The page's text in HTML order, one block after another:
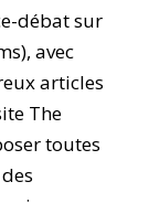
débat sur
avec
articles
The
toutes